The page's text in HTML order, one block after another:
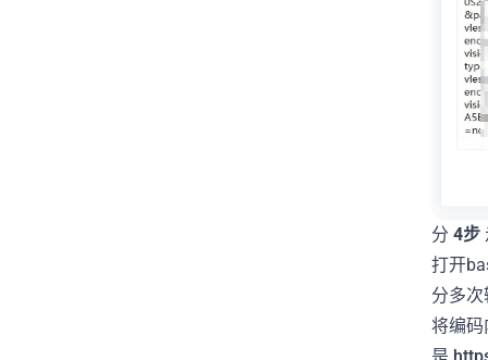
分 4步
打开
分多
将编